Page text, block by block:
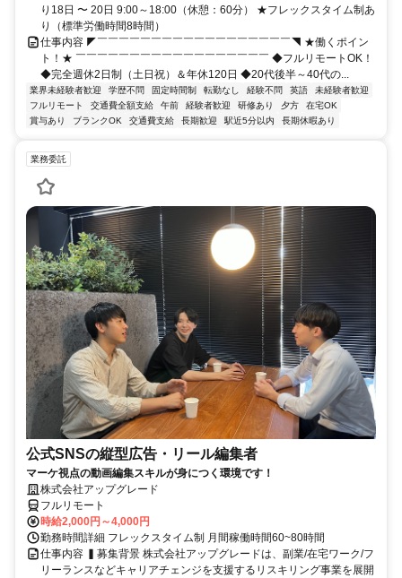
り18日 〜 20日 9:00～18:00（休憩：60分） ★フレックスタイム制あ
り（標準労働時間8時間）
仕事内容 ◤￣￣￣￣￣￣￣￣￣￣￣￣￣￣￣￣￣￣◥ ★働くポイン
ト！★ ￣￣￣￣￣￣￣￣￣￣￣￣￣￣￣￣￣￣ ◆フルリモートOK！
◆完全週休2日制（土日祝）＆年休120日 ◆20代後半～40代の...
業界未経験者歓迎 学歴不問 固定時間制 転勤なし 経験不問 英語
未経験者歓迎
フルリモート
交通費全額支給 午前 経験者歓迎 研修あり 夕方
在宅OK
賞与あり
ブランクOK 交通費支給 長期歓迎 駅近5分以内 長期休暇あり
業務委託
公式SNSの縦型広告・リール編集者
マーケ視点の動画編集スキルが身につく環境です！
株式会社アップグレード
フルリモート
時給2,000円～4,000円
勤務時間詳細 フレックスタイム制 月間稼働時間60~80時間
仕事内容 ▍募集背景 株式会社アップグレードは、副業/在宅ワーク/フ
リーランスなどキャリアチェンジを支援するリスキリング事業を展開